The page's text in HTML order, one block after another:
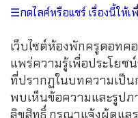
☰กดไลค์หรือแชร์ เรื่องนี้ให้
เว็บไซต์ห้องพักครูดอทค
แพร่ความรู้เพื่อประโยช
ที่ปรากฏในบทความเป็น
พบเห็นข้อความและรูปภ